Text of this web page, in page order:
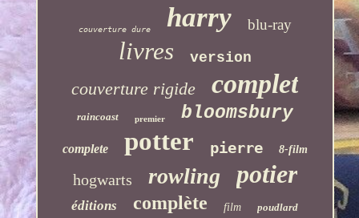
couverture dure harry blu-ray
livres version
couverture rigide complet
raincoast premier bloomsbury
complete potter pierre 8-film
hogwarts rowling potier
éditions complète film poudlard